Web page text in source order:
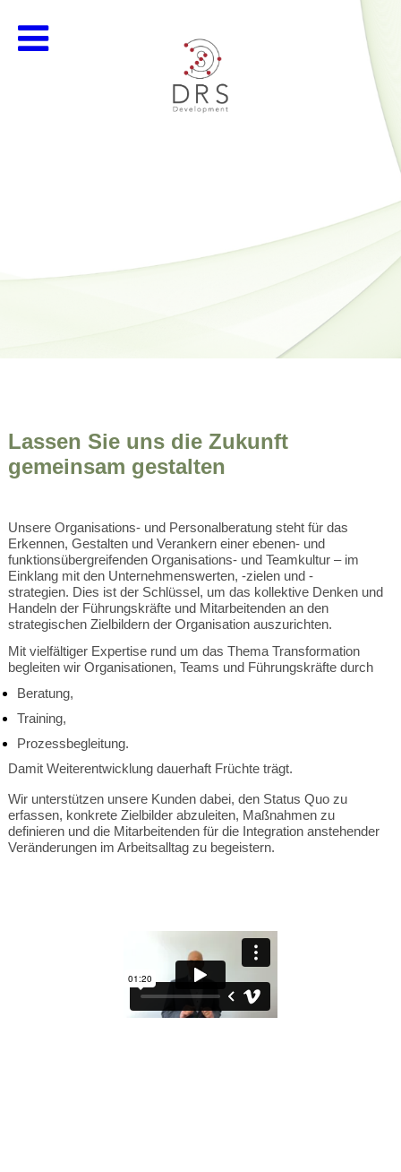
Lassen Sie uns die Zukunft
gemeinsam gestalten
Unsere Organisations- und Personalberatung steht für das
Erkennen, Gestalten und Verankern einer ebenen- und
funktionsübergreifenden Organisations- und Teamkultur – im
Einklang mit den Unternehmenswerten, -zielen und -
strategien. Dies ist der Schlüssel, um das kollektive Denken und
Handeln der Führungskräfte und Mitarbeitenden an den
strategischen Zielbildern der Organisation auszurichten.
Mit vielfältiger Expertise rund um das Thema Transformation
begleiten wir Organisationen, Teams und Führungskräfte durch
Beratung,
Training,
Prozessbegleitung.
Damit Weiterentwicklung dauerhaft Früchte trägt.
Wir unterstützen unsere Kunden dabei, den Status Quo zu
erfassen, konkrete Zielbilder abzuleiten, Maßnahmen zu
definieren und die Mitarbeitenden für die Integration anstehender
Veränderungen im Arbeitsalltag zu begeistern.